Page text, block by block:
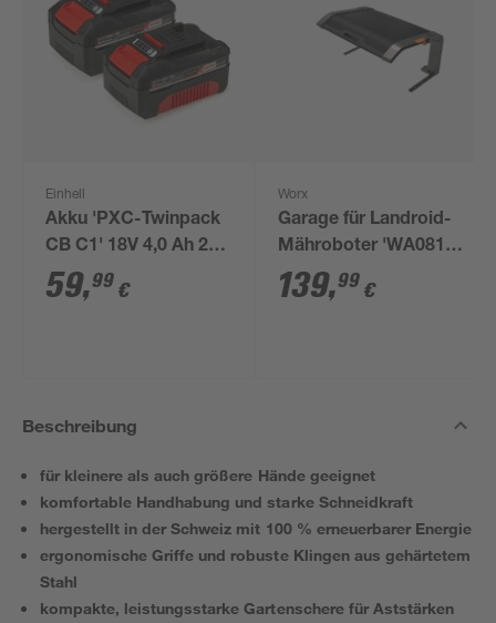
Einhell
Akku 'PXC-Twinpack
CB C1' 18V 4,0 Ah 2
Stück
59,99 €
Worx
Garage für Landroid-
Mähroboter 'WA0810'
schwarz
139,99 €
Beschreibung
für kleinere als auch größere Hände geeignet
komfortable Handhabung und starke Schneidkraft
hergestellt in der Schweiz mit 100 % erneuerbarer Energie
ergonomische Griffe und robuste Klingen aus gehärtetem
Stahl
kompakte, leistungsstarke Gartenschere für Aststärken